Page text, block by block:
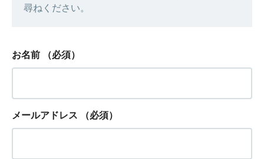
尋ねください。
お名前 （必須）
メールアドレス （必須）